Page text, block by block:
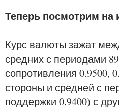
Теперь посмотрим на
Курс валюты зажат
средних с периодами
сопротивления 0.9500,
стороны и средней с
поддержки 0.9400) с